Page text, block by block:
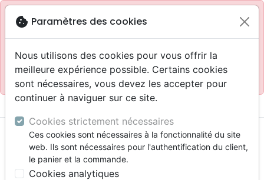
blockSite réservé aux professionnels
Accès pour les professionnels : Se connecter
Site pour le grand public : La Maison de la Bible
menu
cookie Paramètres des cookies
Nous utilisons des cookies pour vous offrir la
meilleure expérience possible. Certains cookies
sont nécessaires, vous devez les accepter pour
continuer à naviguer sur ce site.
Cookies strictement nécessaires
Ces cookies sont nécessaires à la fonctionnalité du site
web. Ils sont nécessaires pour l'authentification du client,
le panier et la commande.
Cookies analytiques